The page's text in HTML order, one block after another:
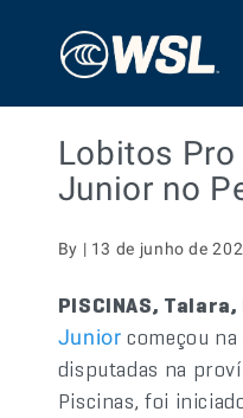
Lobitos
Junior no
By | 13 de junho de
PISCINAS,
Junior começou
disputadas na
Piscinas, foi